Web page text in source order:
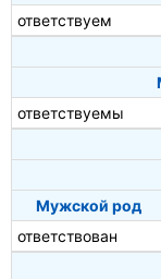
ответствуем
ответствуемы
Мужской род
ответствован